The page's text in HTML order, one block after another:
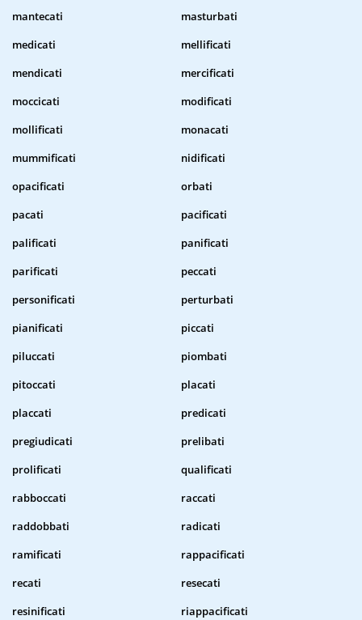
mantecati
masturbati
medicati
mellificati
mendicati
mercificati
moccicati
modificati
mollificati
monacati
mummificati
nidificati
opacificati
orbati
pacati
pacificati
palificati
panificati
parificati
peccati
personificati
perturbati
pianificati
piccati
piluccati
piombati
pitoccati
placati
placcati
predicati
pregiudicati
prelibati
prolificati
qualificati
rabboccati
raccati
raddobbati
radicati
ramificati
rappacificati
recati
resecati
resinificati
riappacificati